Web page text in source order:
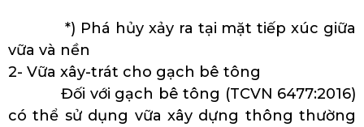
*) Phá hủy xảy ra tại mặt tiếp xúc giữa
vữa và nền
2- Vữa xây-trát cho gạch bê tông
Đối với gạch bê tông (TCVN 6477:2016)
có thể sử dụng vữa xây dựng thông thường